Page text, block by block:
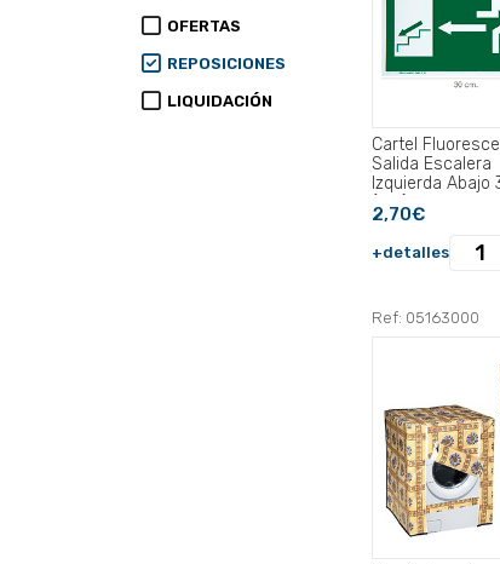
OFERTAS
REPOSICIONES
LIQUIDACIÓN
Cartel
Salida Escalera
Izquierda Abajo
(Alt.) cm..
2,70€
+detalles
Ref: 05163000